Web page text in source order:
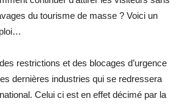
du tourisme de masse ? Voici un
restrictions et des blocages d’urgence
dernières industries qui se redressera
Celui ci est en effet décimé par la